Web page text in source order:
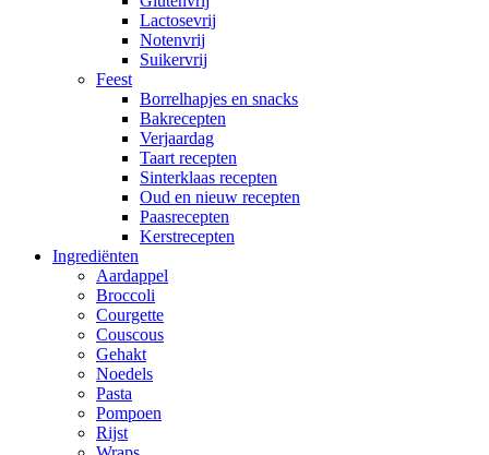
Lactosevrij
Notenvrij
Suikervrij
Feest
Borrelhapjes en snacks
Bakrecepten
Verjaardag
Taart recepten
Sinterklaas recepten
Oud en nieuw recepten
Paasrecepten
Kerstrecepten
Ingrediënten
Aardappel
Broccoli
Courgette
Couscous
Gehakt
Noedels
Pasta
Pompoen
Rijst